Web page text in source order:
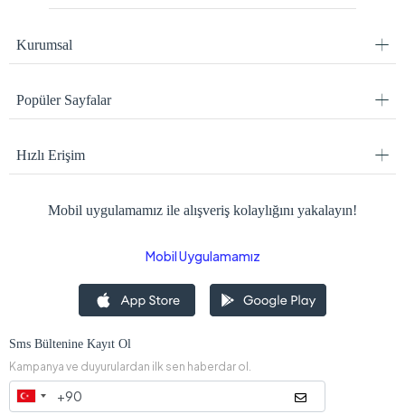
Kurumsal
Popüler Sayfalar
Hızlı Erişim
Mobil uygulamamız ile alışveriş kolaylığını yakalayın!
Mobil Uygulamamız
Sms Bültenine Kayıt Ol
Kampanya ve duyurulardan ilk sen haberdar ol.